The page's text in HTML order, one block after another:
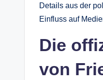
Details aus der
Einfluss auf
Die
von